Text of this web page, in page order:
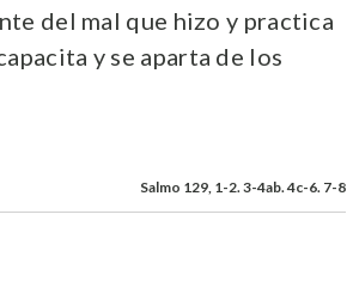
del mal que hizo y practica
y se aparta de los
Salmo 129, 1-2. 3-4ab. 4c-6. 7-8